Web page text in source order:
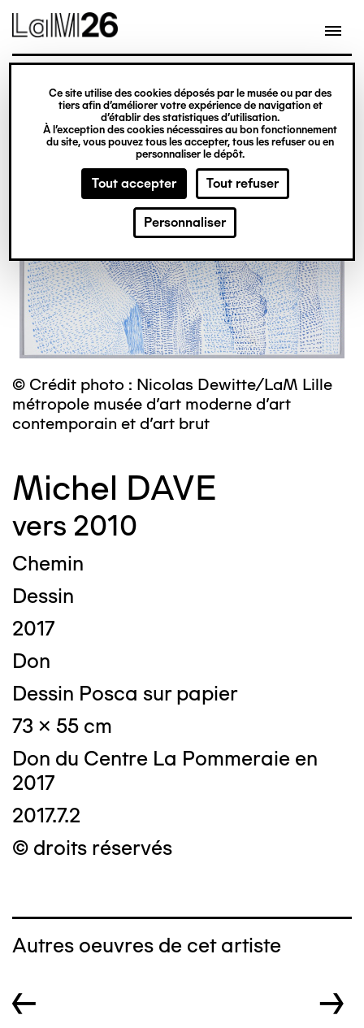
Gestion des cookies
Ce site utilise des cookies déposés par le musée ou par des
tiers afin d’améliorer votre expérience de navigation et
d’établir des statistiques d’utilisation.
À l’exception des cookies nécessaires au bon fonctionnement
du site, vous pouvez tous les accepter, tous les refuser ou en
personnaliser le dépôt.
Tout accepter Tout refuser
Personnaliser
contenu
© Crédit photo : Nicolas Dewitte/LaM Lille
métropole musée d’art moderne d’art
contemporain et d’art brut
Michel DAVE
vers 2010
Chemin
Dessin
2017
Don
Dessin Posca sur papier
73 x 55 cm
Don du Centre La Pommeraie en
2017
2017.7.2
© droits réservés
Autres oeuvres de cet artiste
← →